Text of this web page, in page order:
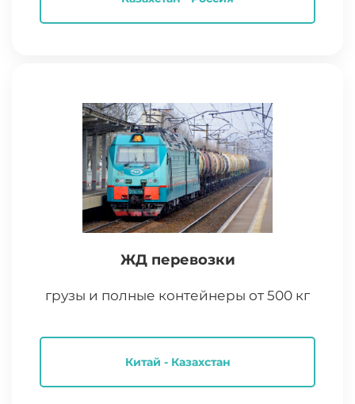
ЖД перевозки
грузы и полные контейнеры от 500 кг
Китай - Казахстан